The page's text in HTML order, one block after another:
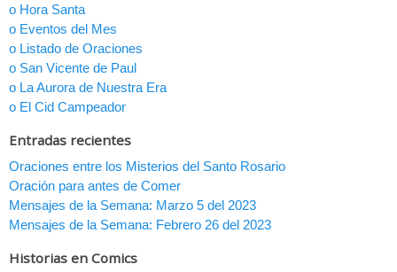
o Hora Santa
o Eventos del Mes
o Listado de Oraciones
o San Vicente de Paul
o La Aurora de Nuestra Era
o El Cid Campeador
Entradas recientes
Oraciones entre los Misterios del Santo Rosario
Oración para antes de Comer
Mensajes de la Semana: Marzo 5 del 2023
Mensajes de la Semana: Febrero 26 del 2023
Historias en Comics